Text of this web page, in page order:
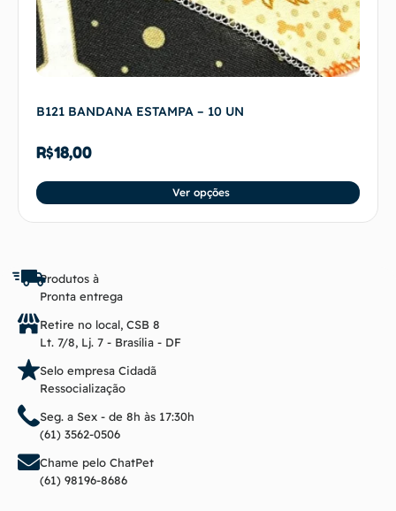
B121 BANDANA ESTAMPA – 10 UN
R$18,00
Ver opções
Produtos à
Pronta entrega
Retire no local, CSB 8
Lt. 7/8, Lj. 7 - Brasília - DF
Selo empresa Cidadã
Ressocialização
Seg. a Sex - de 8h às 17:30h
(61) 3562-0506
Chame pelo ChatPet
(61) 98196-8686